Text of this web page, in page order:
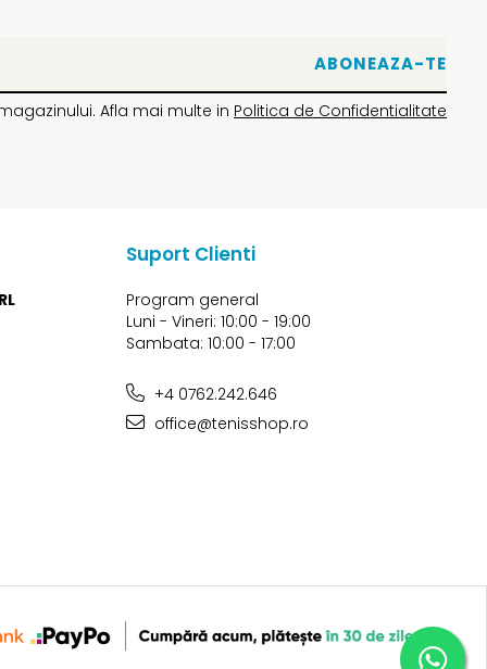
Afla mai multe in Politica de Confidentialitate
Suport Clienti
Program general
Luni - Vineri: 10:00 - 19:00
Sambata: 10:00 - 17:00
+4 0762.242.646
office@tenisshop.ro